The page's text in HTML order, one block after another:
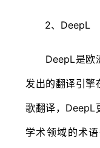
2、DeepL
DeepL是欧洲
发出的翻译引擎
歌翻译，DeepL
学术领域的术